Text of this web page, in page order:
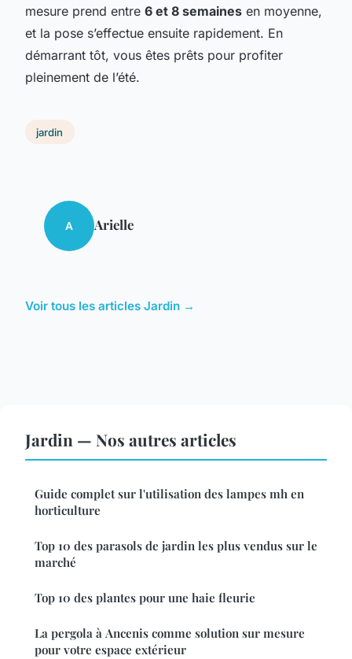
mesure prend entre 6 et 8 semaines en moyenne,
et la pose s’effectue ensuite rapidement. En
démarrant tôt, vous êtes prêts pour profiter
pleinement de l’été.
jardin
A Arielle
Voir tous les articles Jardin →
Jardin — Nos autres articles
Guide complet sur l'utilisation des lampes mh en
horticulture
Top 10 des parasols de jardin les plus vendus sur le
marché
Top 10 des plantes pour une haie fleurie
La pergola à Ancenis comme solution sur mesure
pour votre espace extérieur